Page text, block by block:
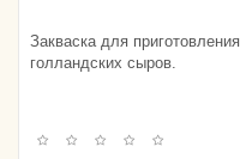
Закваска для
голландских сыров.